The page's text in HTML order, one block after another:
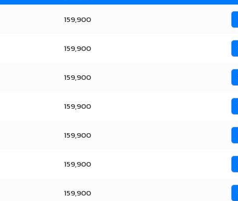
159,900
159,900
159,900
159,900
159,900
159,900
159,900